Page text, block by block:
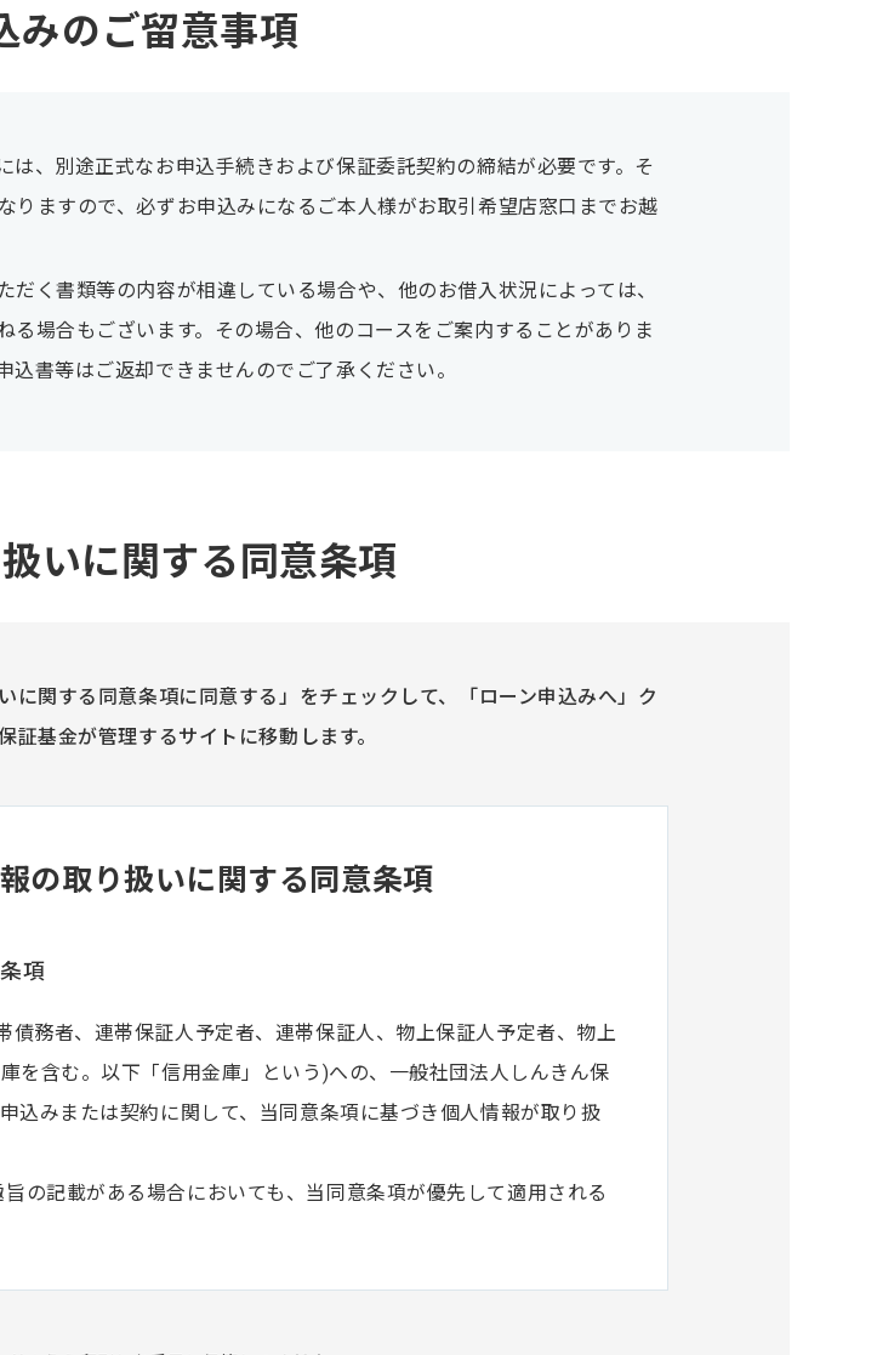
みのご留意事項
、別途正式なお申込手続きおよび保証委託契約の締結が必要です。そ
ますので、必ずお申込みになるご本人様がお取引希望店窓口までお越
く書類等の内容が相違している場合や、他のお借入状況によっては、
場合もございます。その場合、他のコースをご案内することがありま
書等はご返却できませんのでご了承ください。
いに関する同意条項
関する同意条項に同意する」をチェックして、「ローン申込みへ」ク
基金が管理するサイトに移動します。
の取り扱いに関する同意条項
項
務者、連帯保証人予定者、連帯保証人、物上保証人予定者、物上
を含む。以下「信用金庫」という)への、一般社団法人しんきん保
込みまたは契約に関して、当同意条項に基づき個人情報が取り扱
の記載がある場合においても、当同意条項が優先して適用される